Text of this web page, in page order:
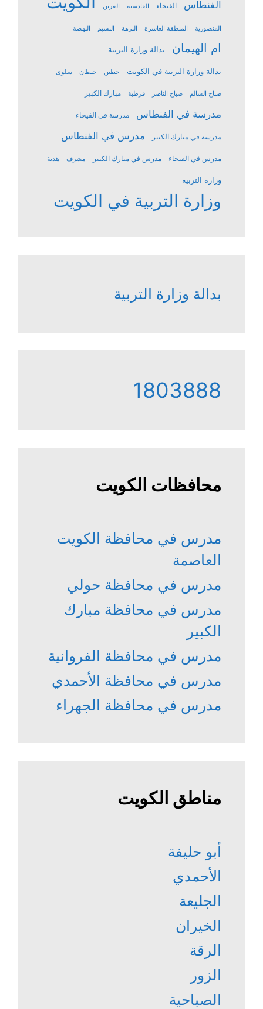
الفنطاس الفيحاء القادسية القرين
المنصورية المنطقة العاشرة النزهة النسيم النهضة
ام الهيمان بدالة وزارة التربية
بدالة وزارة التربية في الكويت حطين خيطان سلوى
صباح السالم صباح الناصر قرطبة مبارك الكبير
مدرسة في الفنطاس مدرسة في الفيحاء
مدرسة في مبارك الكبير مدرس في الفنطاس
مدرس في الفيحاء مدرس في مبارك الكبير مشرف هدية
وزارة التربية
وزارة التربية في الكويت
بدالة وزارة التربية
1803888
محافظات الكويت
مدرس في محافظة الكويت
العاصمة
مدرس في محافظة حولي
مدرس في محافظة مبارك
الكبير
مدرس في محافظة الفروانية
مدرس في محافظة الأحمدي
مدرس في محافظة الجهراء
مناطق الكويت
أبو حليفة
الأحمدي
الجليعة
الخيران
الرقة
الزور
الصباحية